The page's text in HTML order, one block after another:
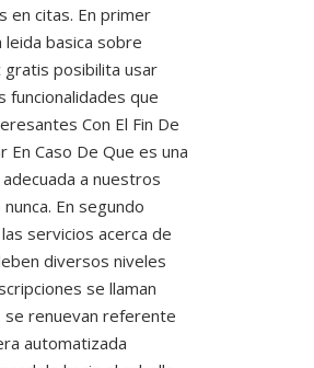
en citas. En primer
leida basica sobre
gratis posibilita usar
funcionalidades que
Con El Fin De
En Caso De Que es una
a nuestros
En segundo
servicios acerca de
diversos niveles
se llaman
se renuevan referente
automatizada